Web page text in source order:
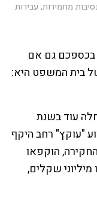
מחמירות, עבירות
גם אם
בית המשפט היא:
עוד בשנת
"עוקץ" רחב היקף
הוקפאו
שקלים,